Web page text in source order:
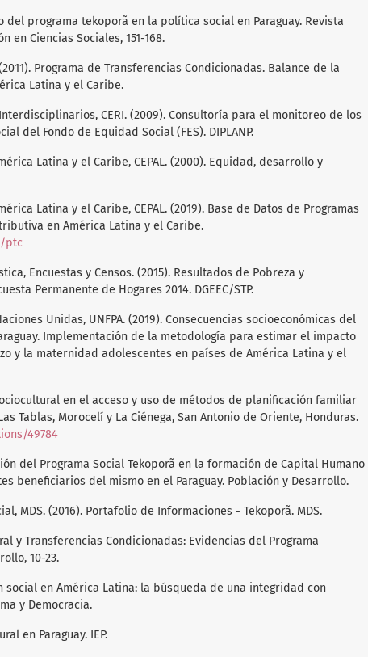
del programa tekoporã en la política social en Paraguay. Revista
en Ciencias Sociales, 151-168.
Programa de Transferencias Condicionadas. Balance de la
Latina y el Caribe.
CERI. (2009). Consultoría para el monitoreo de los
del Fondo de Equidad Social (FES). DIPLANP.
Latina y el Caribe, CEPAL. (2000). Equidad, desarrollo y
Latina y el Caribe, CEPAL. (2019). Base de Datos de Programas
en América Latina y el Caribe.
ptc
Encuestas y Censos. (2015). Resultados de Pobreza y
Permanente de Hogares 2014. DGEEC/STP.
Unidas, UNFPA. (2019). Consecuencias socioeconómicas del
Implementación de la metodología para estimar el impacto
y la maternidad adolescentes en países de América Latina y el
en el acceso y uso de métodos de planificación familiar
Tablas, Morocelí y La Ciénega, San Antonio de Oriente, Honduras.
49784
del Programa Social Tekoporã en la formación de Capital Humano
beneficiarios del mismo en el Paraguay. Población y Desarrollo.
MDS. (2016). Portafolio de Informaciones - Tekoporã. MDS.
y Transferencias Condicionadas: Evidencias del Programa
10-23.
social en América Latina: la búsqueda de una integridad con
y Democracia.
en Paraguay. IEP.